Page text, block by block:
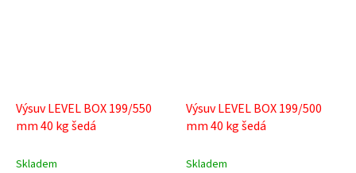
Výsuv LEVEL BOX 199/550
mm 40 kg šedá
Skladem
Výsuv LEVEL BOX 199/500
mm 40 kg šedá
Skladem